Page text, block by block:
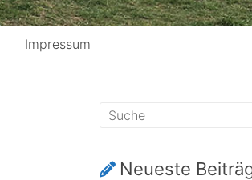
Impressum
Neueste